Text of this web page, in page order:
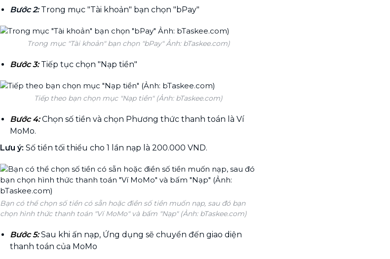
Bước 2: Trong mục "Tài khoản" bạn chọn "bPay"
Trong mục "Tài khoản" bạn chọn "bPay" Ảnh: bTaskee.com)
Bước 3:Tiếp tục chọn "Nạp tiền"
Tiếp theo bạn chọn mục "Nạp tiền" (Ảnh: bTaskee.com)
Bước 4:Chọn số tiền và chọn Phương thức thanh toán là Ví
MoMo.
Lưu ý: Số tiền tối thiểu cho 1 lần nạp là 200.000 VND.
Bạn có thể chọn số tiền có sẵn hoặc điền số tiền muốn nạp, sau đó bạn
chọn hình thức thanh toán "Ví MoMo" và bấm "Nạp" (Ảnh: bTaskee.com)
Bước 5:Sau khi ấn nạp, Ứng dụng sẽ chuyển đến giao diện
thanh toán của MoMo